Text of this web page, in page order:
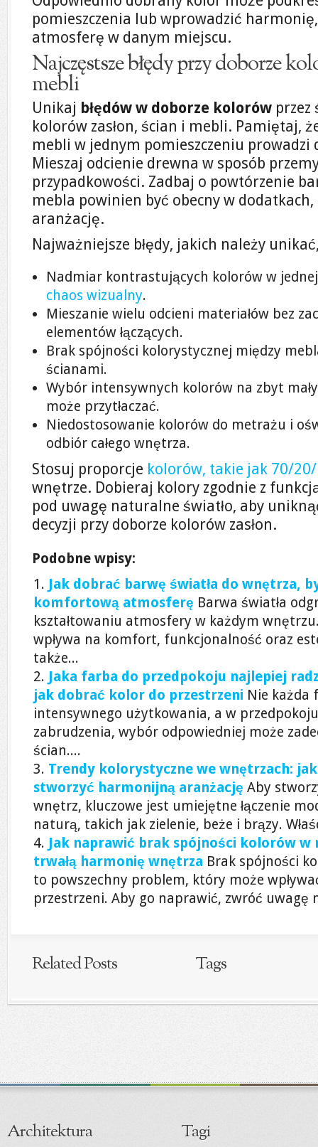
pomieszczenia lub wprowadzić
atmosferę w danym miejscu.
Najczęstsze błędy przy doborze
mebli
Unikaj błędów w doborze kolorów przez
kolorów zasłon, ścian i mebli. Pamiętaj,
mebli w jednym pomieszczeniu prowadzi
Mieszaj odcienie drewna w sposób
przypadkowości. Zadbaj o powtórzenie
mebla powinien być obecny w
aranżację.
Najważniejsze błędy, jakich należy
Nadmiar kontrastujących kolorów w
chaos wizualny.
Mieszanie wielu odcieni materiałów bez
elementów łączących.
Brak spójności kolorystycznej między
ścianami.
Wybór intensywnych kolorów na zbyt
może przytłaczać.
Niedostosowanie kolorów do metrażu i
odbiór całego wnętrza.
Stosuj proporcje kolorów, takie jak 70/
wnętrze. Dobieraj kolory zgodnie z
pod uwagę naturalne światło, aby
decyzji przy doborze kolorów zasłon.
Podobne wpisy:
Jak dobrać barwę światła do wnętrza,
komfortową atmosferę Barwa światła
kształtowaniu atmosfery w każdym
wpływa na komfort, funkcjonalność oraz
także...
Jaka farba do przedpokoju najlepiej
jak dobrać kolor do przestrzeni Nie każda
intensywnego użytkowania, a w
zabrudzenia, wybór odpowiedniej może
ścian....
Trendy kolorystyczne we wnętrzach:
stworzyć harmonijną aranżację Aby
wnętrz, kluczowe jest umiejętne łączenie
naturą, takich jak zielenie, beże i brązy.
Jak naprawić brak spójności kolorów w
trwałą harmonię wnętrza Brak spójności
to powszechny problem, który może
przestrzeni. Aby go naprawić, zwróć uwagę
Related Posts Tags
Architektura Tagi